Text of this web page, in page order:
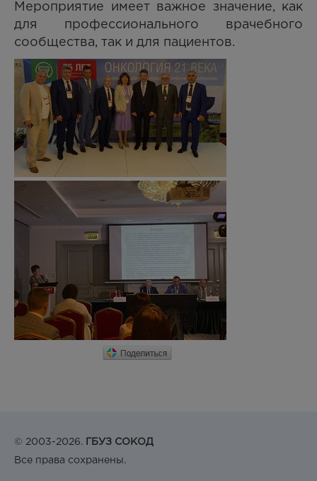
Мероприятие имеет важное значение, как
для профессионального врачебного
сообщества, так и для пациентов.
© 2003-2026. ГБУЗ СОКОД
Все права сохранены.